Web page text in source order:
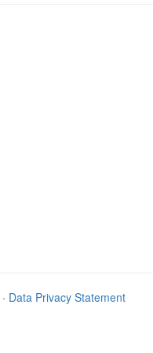
· Data Privacy Statement